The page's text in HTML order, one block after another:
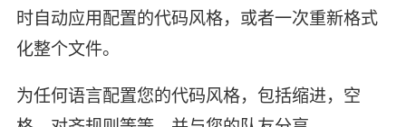
时自动应用配置的代码风格，或者一次重新格式
化整个文件。
为任何语言配置您的代码风格，包括缩进，空